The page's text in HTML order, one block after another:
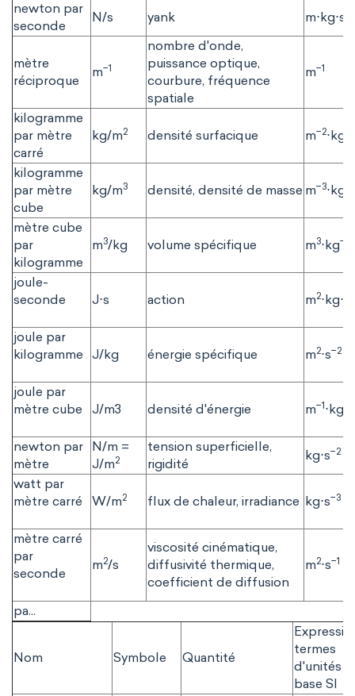
newton par
seconde
N/s yank m⋅kg⋅s
mètre
réciproque
m−1
nombre d'onde,
puissance optique,
courbure, fréquence
spatiale
m−1
kilogramme
par mètre
carré
kg/m2 densité surfacique m−2⋅kg
kilogramme
par mètre
cube
kg/m3 densité, densité de masse m−3⋅kg
mètre cube
par
kilogramme
m3/kg volume spécifique m3⋅kg−1
joule-
seconde
J⋅s action m2⋅kg⋅s
joule par
kilogramme
J/kg énergie spécifique m2⋅s−2
joule par
mètre cube
J/m3 densité d'énergie m−1 ⋅kg⋅s
newton par
mètre
N/m =
J/m2
tension superficielle,
rigidité
kg⋅s−2
watt par
mètre carré
W/m2 flux de chaleur, irradiance kg⋅s−3
mètre carré
par
seconde
m2/s
viscosité cinématique,
diffusivité thermique,
coefficient de diffusion
m2⋅s−1
pa...
Nom Symbole Quantité
termes
d'unités
base SI